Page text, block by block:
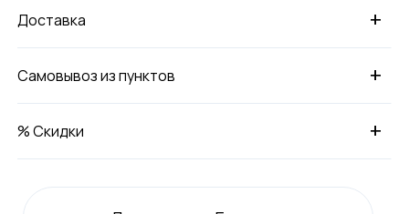
+
Доставка
+
Самовывоз из пунктов
+
% Скидки